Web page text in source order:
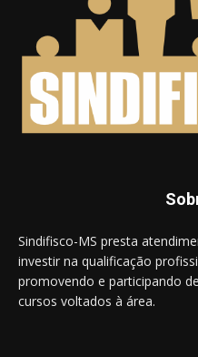
Sindifisco-MS presta
investir na qualificação
promovendo e participando
cursos voltados à área.